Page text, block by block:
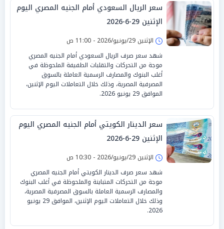
سعر الريال السعودي أمام الجنيه المصري اليوم
الإثنين 29-6-2026
الإثنين 29/يونيو/2026 - 11:00 ص
شهد سعر صرف الريال السعودي أمام الجنيه المصري
موجة من التحركات والتقلبات الطفيفة الملحوظة في
أغلب البنوك والمصارف الرسمية العاملة بالسوق
المصرفية المصرية، وذلك خلال التعاملات اليوم الإثنين،
الموافق 29 يونيو 2026.
سعر الدينار الكويتي أمام الجنيه المصري اليوم
الإثنين 29-6-2026
الإثنين 29/يونيو/2026 - 10:30 ص
شهد سعر صرف الدينار الكويتي أمام الجنيه المصري
موجة من التحركات المتباينة والملحوظة في أغلب البنوك
والمصارف الرسمية العاملة بالسوق المصرفية المصرية،
وذلك خلال التعاملات اليوم الإثنين، الموافق 29 يونيو
2026.